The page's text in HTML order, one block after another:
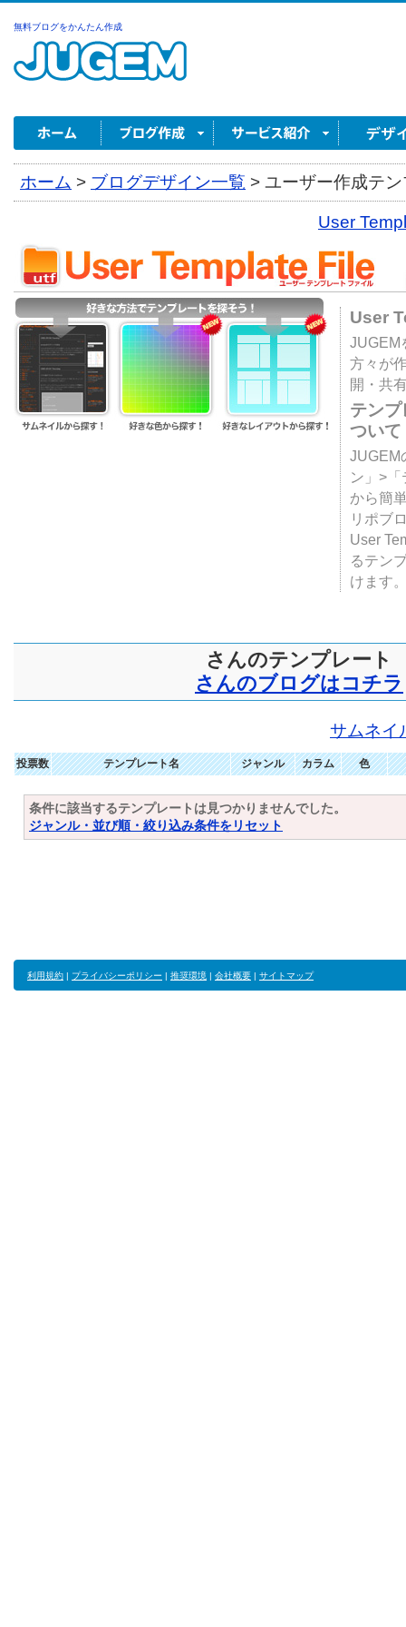
無料ブログをかんたん作成
ホーム > ブログデザイン一覧 > ユーザー作成テ
User
User
JUGEM
方々が
開・共
テン
ついて
JUGEM
ン」>
から簡
リポブ
User
るテン
けます
さんのテンプレート
さんのブログはコチラ
サムネイ
投票数 テンプレート名 ジャンル カラム 色
条件に該当するテンプレートは見つかりませんでした。
ジャンル・並び順・絞り込み条件をリセット
利用規約 | プライバシーポリシー | 推奨環境 | 会社概要 | サイトマップ